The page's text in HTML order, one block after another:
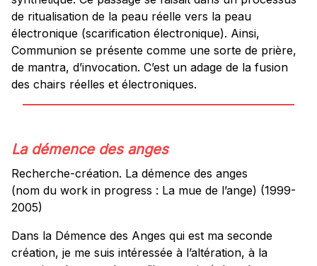
de ritualisation de la peau réelle vers la peau
électronique (scarification électronique). Ainsi,
Communion se présente comme une sorte de prière,
de mantra, d’invocation. C’est un adage de la fusion
des chairs réelles et électroniques.
La démence des anges
Recherche-création. La démence des anges
(nom du work in progress : La mue de l’ange) (1999-
2005)
Dans la Démence des Anges qui est ma seconde
création, je me suis intéressée à l’altération, à la